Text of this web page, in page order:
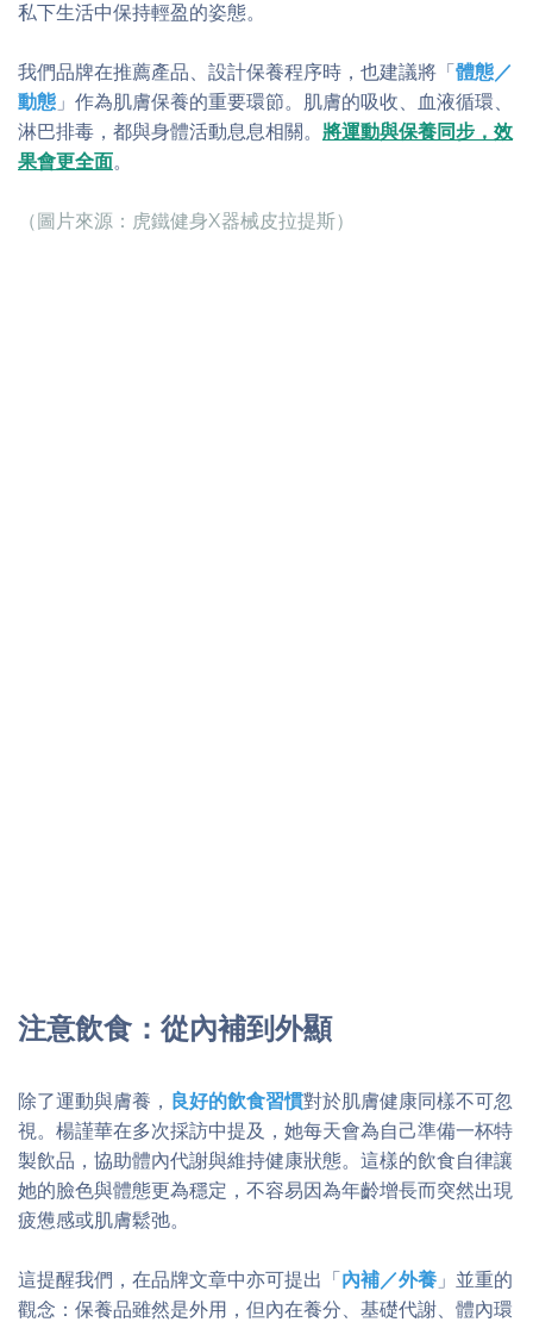
私下生活中保持輕盈的姿態。
我們品牌在推薦產品、設計保養程序時，也建議將「 體態／
動態 」作為肌膚保養的重要環節。肌膚的吸收、血液循環、
淋巴排毒，都與身體活動息息相關。 將運動與保養同步，效
果會更全面。
（圖片來源：虎鐵健身X器械皮拉提斯）
注意飲食：從內補到外顯
除了運動與膚養， 良好的飲食習慣對於肌膚健康同樣不可忽
視。楊謹華在多次採訪中提及，她每天會為自己準備一杯特
製飲品，協助體內代謝與維持健康狀態。這樣的飲食自律讓
她的臉色與體態更為穩定，不容易因為年齡增長而突然出現
疲憊感或肌膚鬆弛。
這提醒我們，在品牌文章中亦可提出「內補／外養 」並重的
觀念：保養品雖然是外用，但內在養分、基礎代謝、體內環